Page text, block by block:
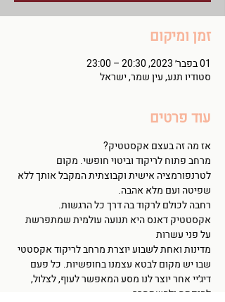
זמן ומיקום
01 בפבר׳ 2023, 20:30 – 23:00
סטודיו תנע, עין שמר, ישראל
עוד פרטים
אז מה זה בעצם אקסטטיק?
מרחב פתוח לריקוד וביטוי חופשי. מקום
לטרנפורמציה אישית וקבוצתית המקבל אותך ללא
שפיטה ועם מלא אהבה.
רחבה לכולם לרקוד בה דרך כל הרגשות.
אקסטטיק דאנס היא תנועה עולמית שמתפרשת
על פני עשרות
מדינות ואחת לשבוע יוצרת מרחב לריקוד אקסטטי
שבו יש מקום לבטא עצמנו בחופשיות. כל פעם
דיג׳יי אחר יוצר לנו מסע המאפשר לעוף, לצלול,
להיפתח ולהשתחרר.